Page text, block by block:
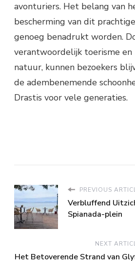
avonturiers. Het belang van
bescherming van dit
genoeg benadrukt worden.
verantwoordelijk toerisme en
natuur, kunnen bezoekers
de adembenemende
Drastis voor vele generaties.
PREVIOUS
Verbluffend
Spianada-plein
NEXT
Het Betoverende Strand van